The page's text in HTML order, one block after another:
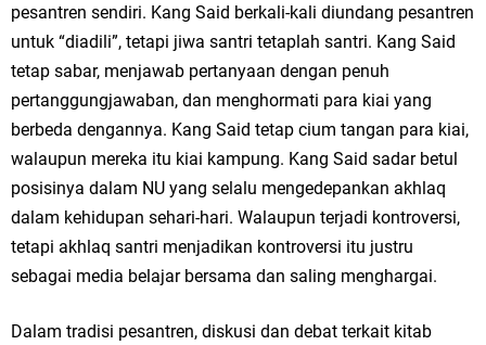
pesantren sendiri. Kang Said berkali-kali diundang pesantren
untuk “diadili”, tetapi jiwa santri tetaplah santri. Kang Said
tetap sabar, menjawab pertanyaan dengan penuh
pertanggungjawaban, dan menghormati para kiai yang
berbeda dengannya. Kang Said tetap cium tangan para kiai,
walaupun mereka itu kiai kampung. Kang Said sadar betul
posisinya dalam NU yang selalu mengedepankan akhlaq
dalam kehidupan sehari-hari. Walaupun terjadi kontroversi,
tetapi akhlaq santri menjadikan kontroversi itu justru
sebagai media belajar bersama dan saling menghargai.
Dalam tradisi pesantren, diskusi dan debat terkait kitab